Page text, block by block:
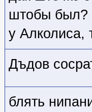
штобы был?
у Алколиса,
Дъдов
блять